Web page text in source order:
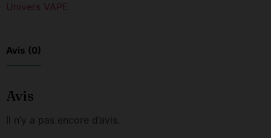
Univers VAPE
Avis (0)
Avis
Il n’y a pas encore d’avis.